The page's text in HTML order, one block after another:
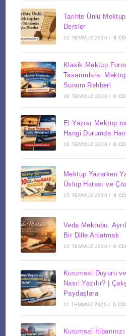
Tarihte Ünlü
Dersler
22 TEMMUZ 2026 / 0
Klasik Mektup
Tasarımlara:
Sunum Rehberi
20 TEMMUZ 2026 / 0
El Yazısı Mektup
Hangi Durumda
18 TEMMUZ 2026 / 0
Mektup Yazarken
Üslup Hatası ve
15 TEMMUZ 2026 / 0
Veda Mektubu:
Bir Dille Anlatmak
12 TEMMUZ 2026 / 0
Kurumsal Duyuru
Nasıl Yazılır? |
Paydaşlara
11 TEMMUZ 2026 / 0
Kurumsal